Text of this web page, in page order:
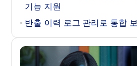
기능 지원
반출 이력 로그 관리로 통합